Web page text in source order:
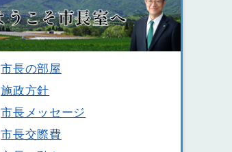
市長の部屋
施政方針
市長メッセージ
市長交際費